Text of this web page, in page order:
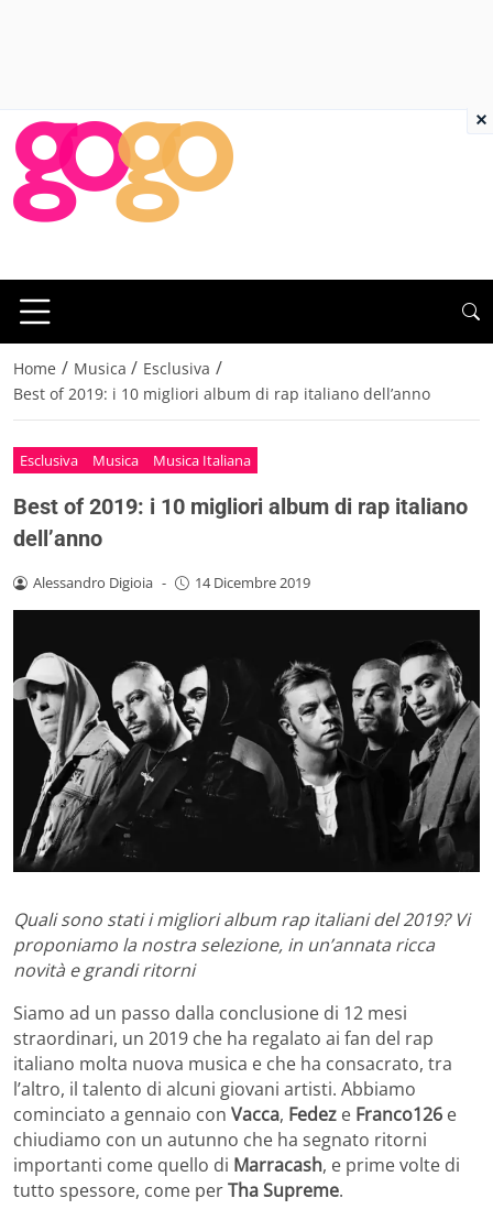
Home / Musica / Esclusiva /
Best of 2019: i 10 migliori album di rap italiano dell’anno
Esclusiva Musica Musica Italiana
Best of 2019: i 10 migliori album di rap italiano
dell’anno
Alessandro Digioia - 14 Dicembre 2019
Quali sono stati i migliori album rap italiani del 2019? Vi
proponiamo la nostra selezione, in un’annata ricca
novità e grandi ritorni
Siamo ad un passo dalla conclusione di 12 mesi
straordinari, un 2019 che ha regalato ai fan del rap
italiano molta nuova musica e che ha consacrato, tra
l’altro, il talento di alcuni giovani artisti. Abbiamo
cominciato a gennaio con Vacca, Fedez e Franco126 e
chiudiamo con un autunno che ha segnato ritorni
importanti come quello di Marracash, e prime volte di
tutto spessore, come perTha Supreme.
×